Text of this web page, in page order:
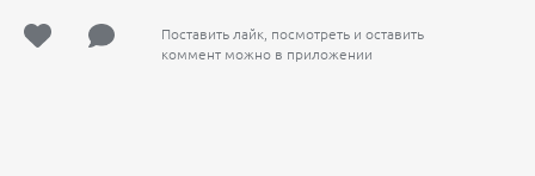
Поставить лайк, посмотреть и оставить
коммент можно в приложении